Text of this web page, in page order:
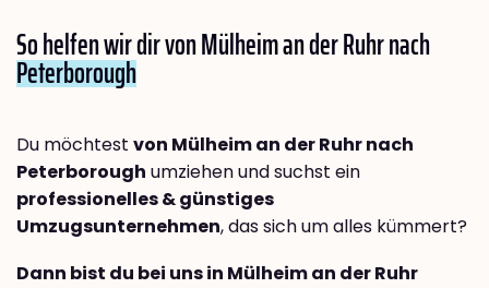
So helfen wir dir von Mülheim an der Ruhr nach
Peterborough
Du möchtest von Mülheim an der Ruhr nach
Peterborough umziehen und suchst ein
professionelles & günstiges
Umzugsunternehmen, das sich um alles kümmert?
Dann bist du bei uns in Mülheim an der Ruhr